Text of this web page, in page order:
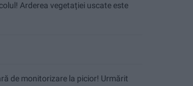
Arderea vegetației uscate este
de monitorizare la picior! Urmărit